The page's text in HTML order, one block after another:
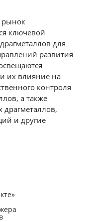
рынок
ключевой
для
развития
их влияние на
контроля
а также
и другие